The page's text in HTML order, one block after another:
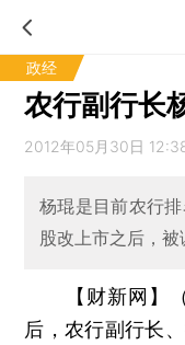
政经
农行副行长
2012年05月30日
杨琨是目前农行
股改上市之后，被
【财新网】
后，农行副行长